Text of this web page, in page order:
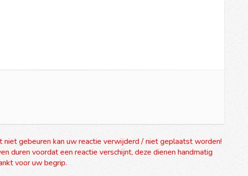
niet gebeuren kan uw reactie verwijderd / niet geplaatst worden!
duren voordat een reactie verschijnt, deze dienen handmatig
voor uw begrip.